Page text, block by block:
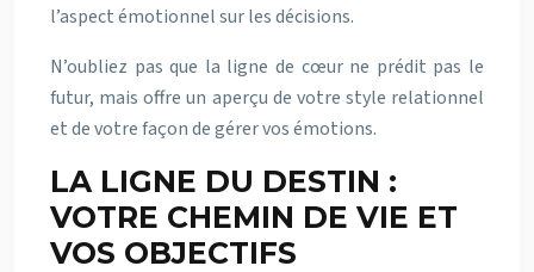
l’aspect émotionnel sur les décisions.
N’oubliez pas que la ligne de cœur ne prédit pas le
futur, mais offre un aperçu de votre style relationnel
et de votre façon de gérer vos émotions.
LA LIGNE DU DESTIN :
VOTRE CHEMIN DE VIE ET
VOS OBJECTIFS